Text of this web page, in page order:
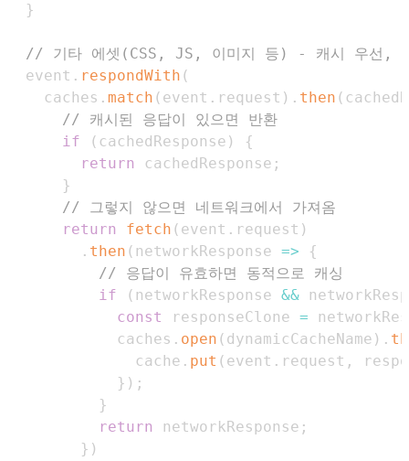
}
// 기타 에셋(CSS, JS, 이미지 등) - 캐시 우선,
  event
. respondWith (
    caches
. match ( event . request ) . then (
// 캐시된 응답이 있으면 반환
if
( cachedResponse )
{
return
cachedResponse ;
}
// 그렇지 않으면 네트워크에서 가져옴
return
fetch ( event . request )
. then ( networkResponse =>
{
// 응답이 유효하면 동적으로 캐싱
if
( networkResponse &&
const
responseClone =
            caches
. open ( dynamicCacheName ) .
              cache
. put ( event . request ,
} ) ;
}
return
networkResponse ;
} )